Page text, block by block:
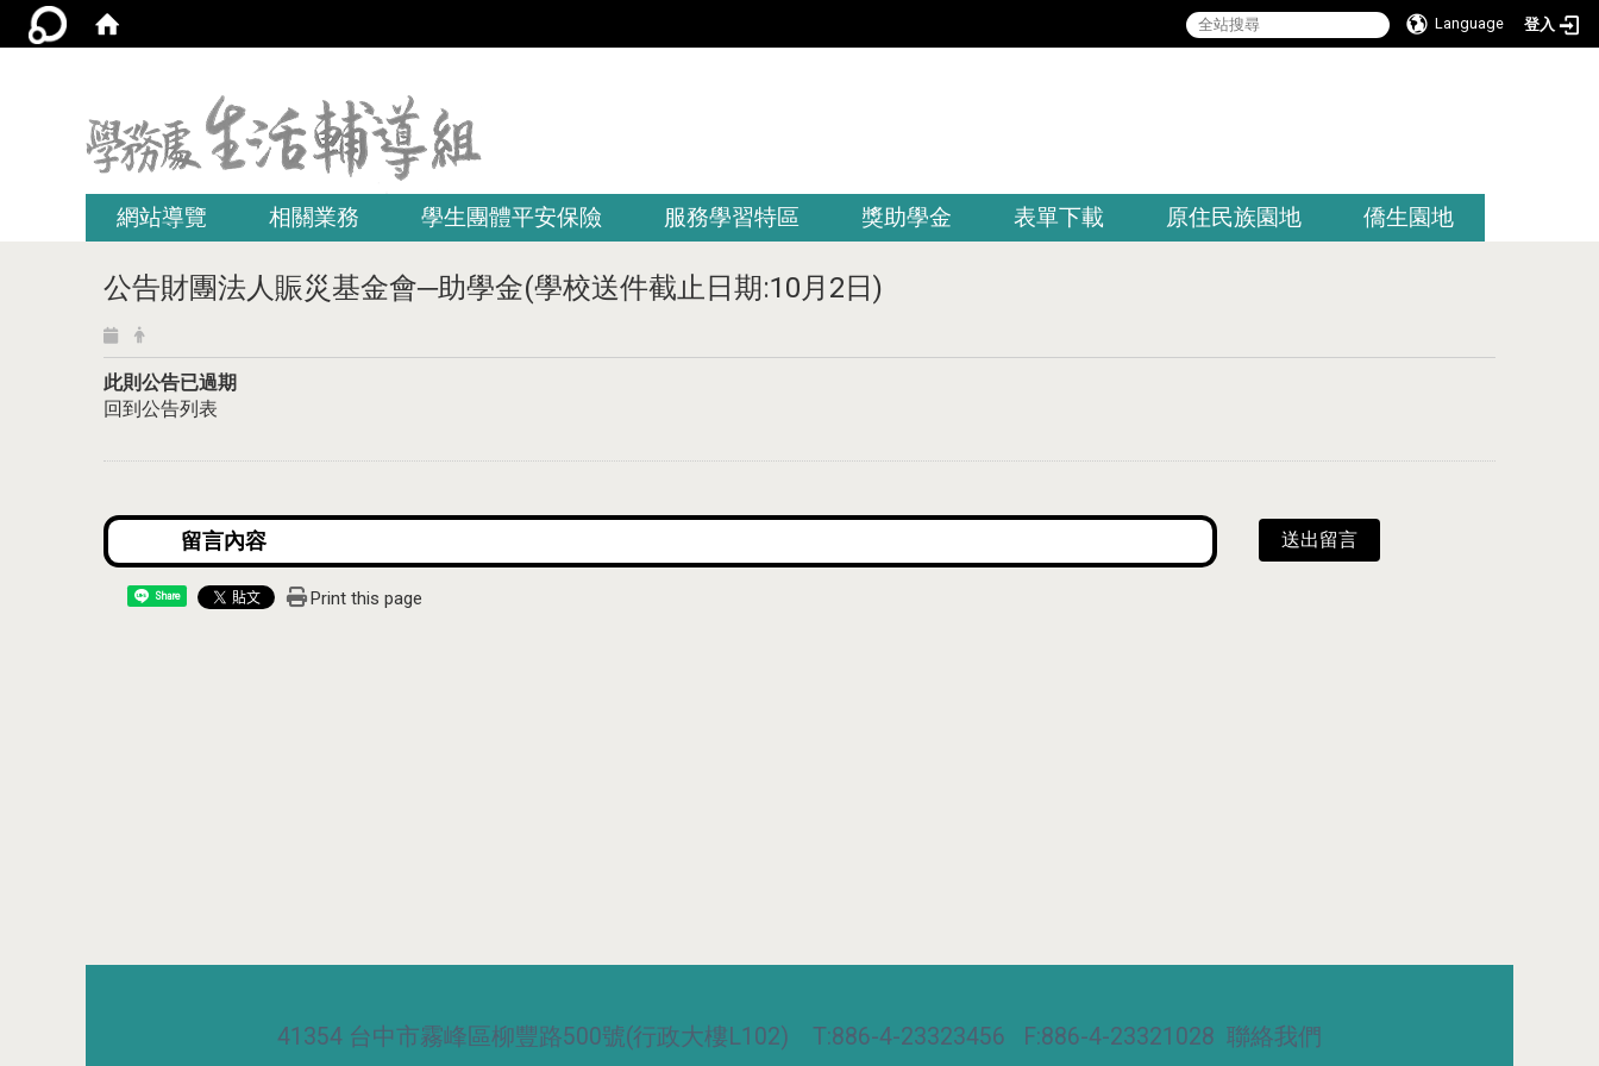
Language 登入
網站導覽 相關業務 學生團體平安保險 服務學習特區 獎助學金 表單下載 原住民族園地 僑生園地
公告財團法人賑災基金會─助學金(學校送件截止日期:10月2日)
此則公告已過期
回到公告列表
送出留言
Share Print this page
41354 台中市霧峰區柳豐路500號(行政大樓L102) T:886-4-23323456 F:886-4-23321028 聯絡我們